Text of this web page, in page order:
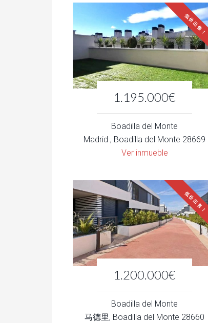
1.195.000€
低价出售！
Boadilla del Monte
Madrid , Boadilla del Monte 28669
Ver inmueble
1.200.000€
低价出售！
Boadilla del Monte
马德里, Boadilla del Monte 28660